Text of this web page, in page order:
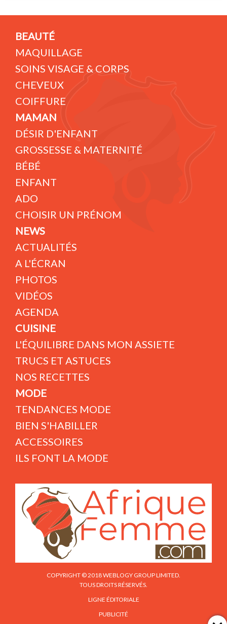
BEAUTÉ
MAQUILLAGE
SOINS VISAGE & CORPS
CHEVEUX
COIFFURE
MAMAN
DÉSIR D'ENFANT
GROSSESSE & MATERNITÉ
BÉBÉ
ENFANT
ADO
CHOISIR UN PRÉNOM
NEWS
ACTUALITÉS
A L'ÉCRAN
PHOTOS
VIDÉOS
AGENDA
CUISINE
L'ÉQUILIBRE DANS MON ASSIETE
TRUCS ET ASTUCES
NOS RECETTES
MODE
TENDANCES MODE
BIEN S'HABILLER
ACCESSOIRES
ILS FONT LA MODE
COPYRIGHT © 2018 WEBLOGY GROUP LIMITED.
TOUS DROITS RÉSERVÉS.
LIGNE ÉDITORIALE
PUBLICITÉ